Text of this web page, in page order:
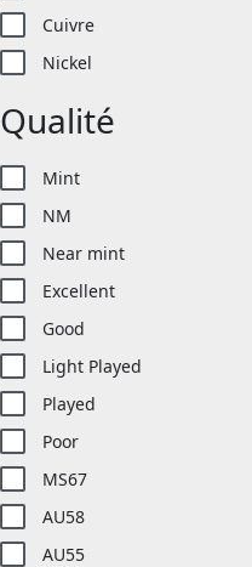
Cuivre
Nickel
Qualité
Mint
NM
Near mint
Excellent
Good
Light Played
Played
Poor
MS67
AU58
AU55